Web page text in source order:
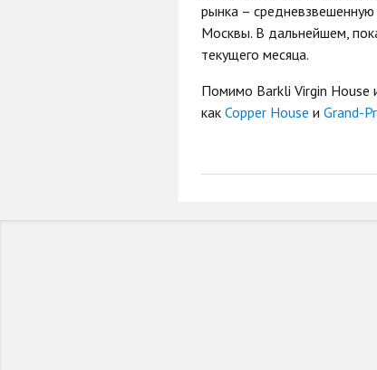
рынка –
Москвы. В дальнейшем,
текущего месяца.
Помимо Barkli Virgin House
как Copper House и Grand-